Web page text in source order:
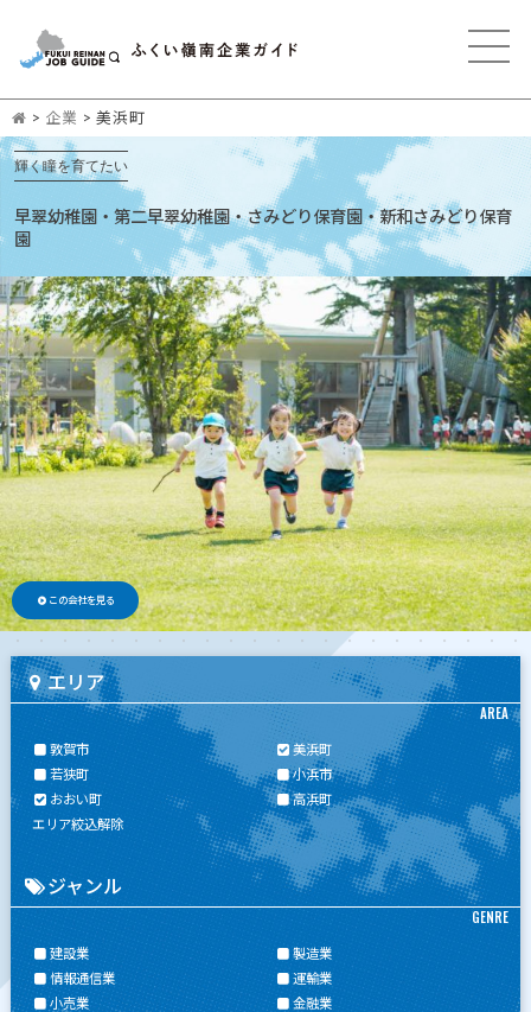
> 企業 > 美浜町
輝く瞳を育てたい
早翠幼稚園・第二早翠幼稚園・さみどり保育園・新和さみどり保育
園
この会社を見る
エリア
AREA
敦賀市
美浜町
若狭町
小浜市
おおい町
高浜町
エリア絞込解除
ジャンル
GENRE
建設業
製造業
情報通信業
運輸業
小売業
金融業